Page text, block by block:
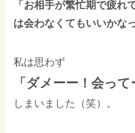
「お相手が繁忙期で疲れ
は会わなくてもいいかな
私は思わず
「ダメーー！会って
しまいました（笑）。